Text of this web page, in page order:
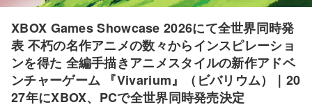
XBOX Games Showcase 2026にて全世界同時発
表 不朽の名作アニメの数々からインスピレーショ
ンを得た 全編手描きアニメスタイルの新作アドベ
ンチャーゲーム 『Vivarium』（ビバリウム）｜20
27年にXBOX、PCで全世界同時発売決定